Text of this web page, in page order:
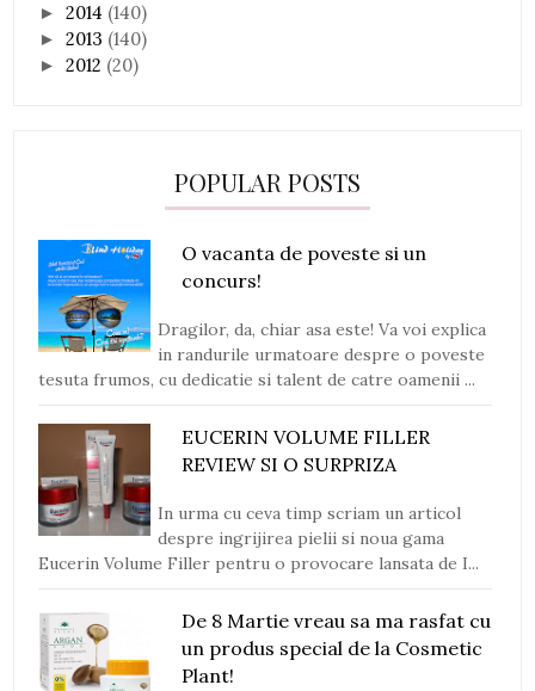
►2014 (140)
►2013 (140)
►2012 (20)
POPULAR POSTS
O vacanta de poveste si un
concurs!
Dragilor, da, chiar asa este! Va voi explica
in randurile urmatoare despre o poveste
tesuta frumos, cu dedicatie si talent de catre oamenii ...
EUCERIN VOLUME FILLER
REVIEW SI O SURPRIZA
In urma cu ceva timp scriam un articol
despre ingrijirea pielii si noua gama
Eucerin Volume Filler pentru o provocare lansata de I...
De 8 Martie vreau sa ma rasfat cu
un produs special de la Cosmetic
Plant!